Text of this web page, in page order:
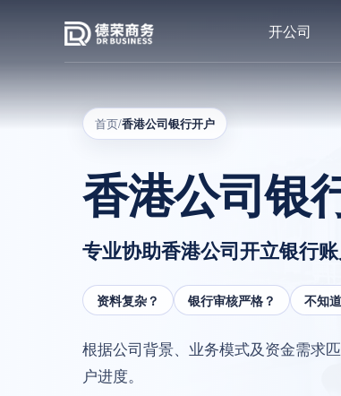
开公司
首页/香港公司银行开户
香港公司银
专业协助香港公司开立银行
资料复杂？ 银行审核严格？ 不知
根据公司背景、业务模式及资金需求
户进度。